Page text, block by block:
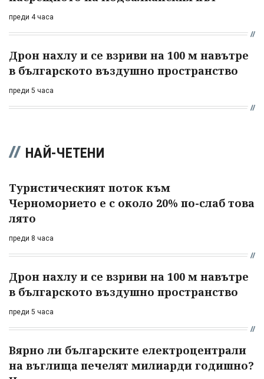
преди 4 часа
Дрон нахлу и се взриви на 100 м навътре
в българското въздушно пространство
преди 5 часа
НАЙ-ЧЕТЕНИ
Туристическият поток към
Черноморието е с около 20% по-слаб това
лято
преди 8 часа
Дрон нахлу и се взриви на 100 м навътре
в българското въздушно пространство
преди 5 часа
Вярно ли българските електроцентрали
на въглища печелят милиарди годишно?